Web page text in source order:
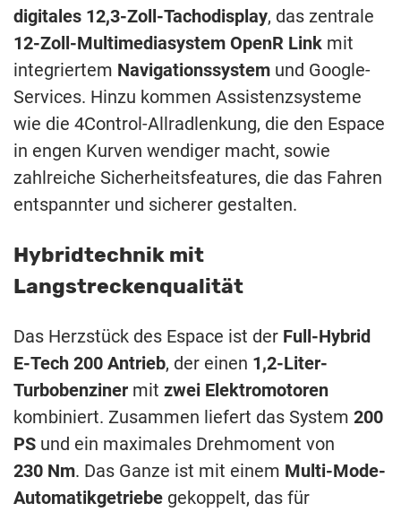
digitales 12,3-Zoll-Tachodisplay, das zentrale
12-Zoll-Multimediasystem OpenR Link mit
integriertem Navigationssystem und Google-
Services. Hinzu kommen Assistenzsysteme
wie die 4Control-Allradlenkung, die den Espace
in engen Kurven wendiger macht, sowie
zahlreiche Sicherheitsfeatures, die das Fahren
entspannter und sicherer gestalten.
Hybridtechnik mit
Langstreckenqualität
Das Herzstück des Espace ist der Full-Hybrid
E-Tech 200 Antrieb, der einen 1,2-Liter-
Turbobenziner mit zwei Elektromotoren
kombiniert. Zusammen liefert das System 200
PS und ein maximales Drehmoment von
230 Nm. Das Ganze ist mit einem Multi-Mode-
Automatikgetriebe gekoppelt, das für